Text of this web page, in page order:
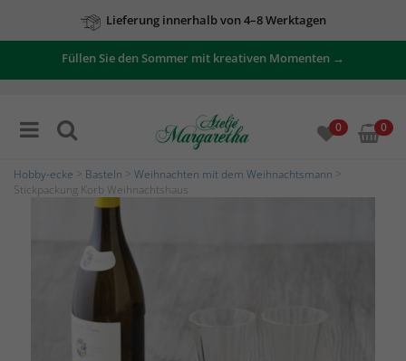
Lieferung innerhalb von 4–8 Werktagen
Füllen Sie den Sommer mit kreativen Momenten →
0 0
Hobby-ecke Basteln Weihnachten mit dem Weihnachtsmann
Stickpackung Korb Weihnachtshaus